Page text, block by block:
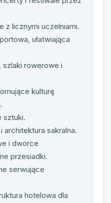
z licznymi uczelniami.
ułatwiająca
szlaki rowerowe i
kulturę
sztuki.
architektura sakralna.
i dworce
przesiadki.
serwujące
hotelowa dla